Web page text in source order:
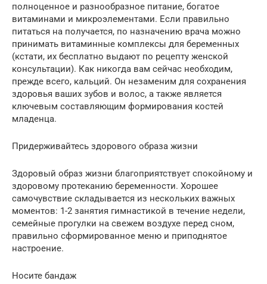
полноценное и разнообразное питание, богатое
витаминами и микроэлементами. Если правильно
питаться на получается, по назначению врача можно
принимать витаминные комплексы для беременных
(кстати, их бесплатно выдают по рецепту женской
консультации). Как никогда вам сейчас необходим,
прежде всего, кальций. Он незаменим для сохранения
здоровья ваших зубов и волос, а также является
ключевым составляющим формирования костей
младенца.
Придерживайтесь здорового образа жизни
Здоровый образ жизни благоприятствует спокойному и
здоровому протеканию беременности. Хорошее
самочувствие складывается из нескольких важных
моментов: 1-2 занятия гимнастикой в течение недели,
семейные прогулки на свежем воздухе перед сном,
правильно сформированное меню и приподнятое
настроение.
Носите бандаж